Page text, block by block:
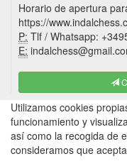
Horario de apertura
https://
P: Tlf / Whatsapp:
E:
Utilizamos cookies
funcionamiento y
así como la recogida de
consideramos que